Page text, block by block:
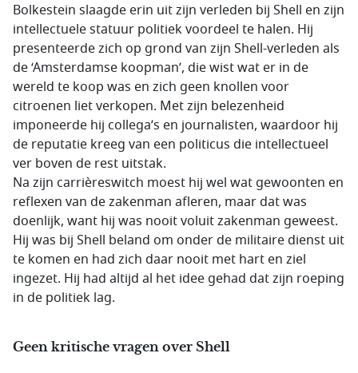
Bolkestein slaagde erin uit zijn verleden bij Shell en zijn
intellectuele statuur politiek voordeel te halen. Hij
presenteerde zich op grond van zijn Shell-verleden als
de ‘Amsterdamse koopman’, die wist wat er in de
wereld te koop was en zich geen knollen voor
citroenen liet verkopen. Met zijn belezenheid
imponeerde hij collega’s en journalisten, waardoor hij
de reputatie kreeg van een politicus die intellectueel
ver boven de rest uitstak.
Na zijn carrièreswitch moest hij wel wat gewoonten en
reflexen van de zakenman afleren, maar dat was
doenlijk, want hij was nooit voluit zakenman geweest.
Hij was bij Shell beland om onder de militaire dienst uit
te komen en had zich daar nooit met hart en ziel
ingezet. Hij had altijd al het idee gehad dat zijn roeping
in de politiek lag.
Geen kritische vragen over Shell